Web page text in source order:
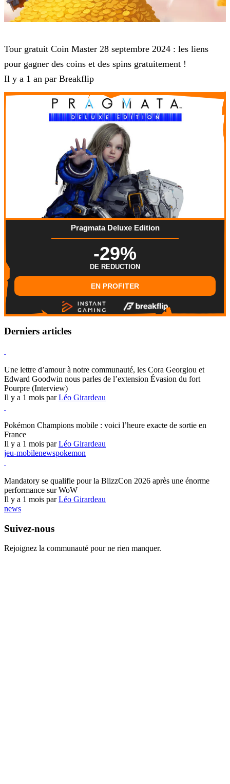
Tour gratuit Coin Master 28 septembre 2024 : les liens
pour gagner des coins et des spins gratuitement !
Il y a 1 an par Breakflip
Pragmata Deluxe Edition
-29%
DE REDUCTION
EN PROFITER
Derniers articles
Une lettre d’amour à notre communauté, les Cora Georgiou et
Edward Goodwin nous parles de l’extension Évasion du fort
Pourpre (Interview)
Il y a 1 mois parLéo Girardeau
Pokémon Champions mobile : voici l’heure exacte de sortie en
France
Il y a 1 mois parLéo Girardeau
jeu-mobilenewspokemon
Mandatory se qualifie pour la BlizzCon 2026 après une énorme
performance sur WoW
Il y a 1 mois parLéo Girardeau
news
Suivez-nous
Rejoignez la communauté pour ne rien manquer.